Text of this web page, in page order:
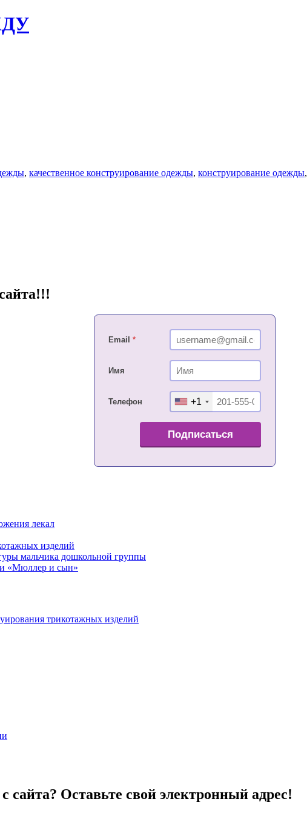
, качественное конструирование одежды, конструирование одежды,
Email *
Имя
Телефон +1
Подписаться
лекал
изделий
мальчика дошкольной группы
«Мюллер и сын»
трикотажных изделий
сайта? Оставьте свой электронный адрес!